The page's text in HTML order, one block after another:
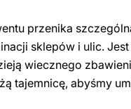
przenika
sklepów i ulic.
wiecznego
tajemnicę, abyśmy